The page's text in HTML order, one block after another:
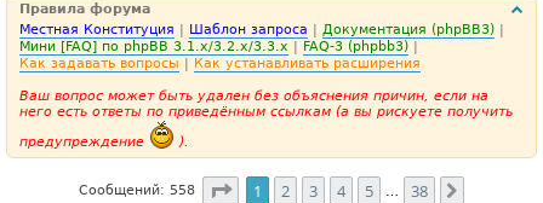
Правила форума
Местная Конституция | Шаблон запроса | Документация (phpBB3) |
Мини [FAQ] по phpBB 3.1.x/3.2.x/3.3.x | FAQ-3 (phpbb3) |
Как задавать вопросы | Как устанавливать расширения
Ваш вопрос может быть удален без объяснения причин, если на
него есть ответы по приведённым ссылкам (а вы рискуете получить
предупреждение
).
Сообщений: 558 Страница 1 из38
1 2 3 4 5 38